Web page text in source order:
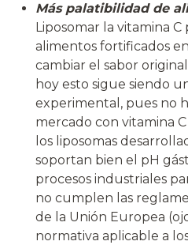
Más palatibilidad de
Liposomar la vitamina
alimentos fortificados
cambiar el sabor
hoy esto sigue siendo
experimental, pues no
mercado con vitamina
los liposomas
soportan bien el pH
procesos industriales
no cumplen las
de la Unión Europea
normativa aplicable a